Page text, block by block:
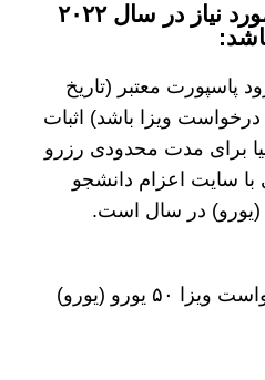
به طور کلی مدارک مورد نیاز در سال ۲۰۲۲
پاسپورت معتبر (تاریخ
بیشتر از درخواست ویزا باشد) اثبات
برای مدت محدودی رزرو
سایت اعزام دانشجو
یورو (یورو)